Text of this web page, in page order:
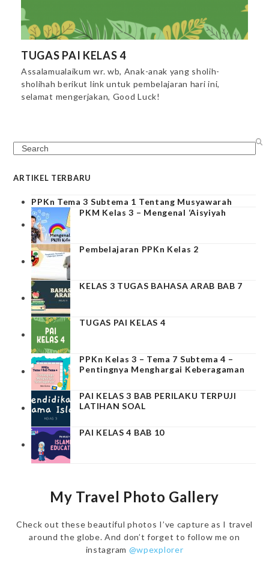
TUGAS PAI KELAS 4
Assalamualaikum wr. wb, Anak-anak yang sholih-
sholihah berikut link untuk pembelajaran hari ini,
selamat mengerjakan, Good Luck!
Search
ARTIKEL TERBARU
PPKn Tema 3 Subtema 1 Tentang Musyawarah
PKM Kelas 3 – Mengenal ‘Aisyiyah
Pembelajaran PPKn Kelas 2
KELAS 3 TUGAS BAHASA ARAB BAB 7
TUGAS PAI KELAS 4
PPKn Kelas 3 – Tema 7 Subtema 4 –
Pentingnya Menghargai Keberagaman
PAI KELAS 3 BAB PERILAKU TERPUJI
LATIHAN SOAL
PAI KELAS 4 BAB 10
My Travel Photo Gallery
Check out these beautiful photos I’ve capture as I travel
around the globe. And don’t forget to follow me on
instagram @wpexplorer